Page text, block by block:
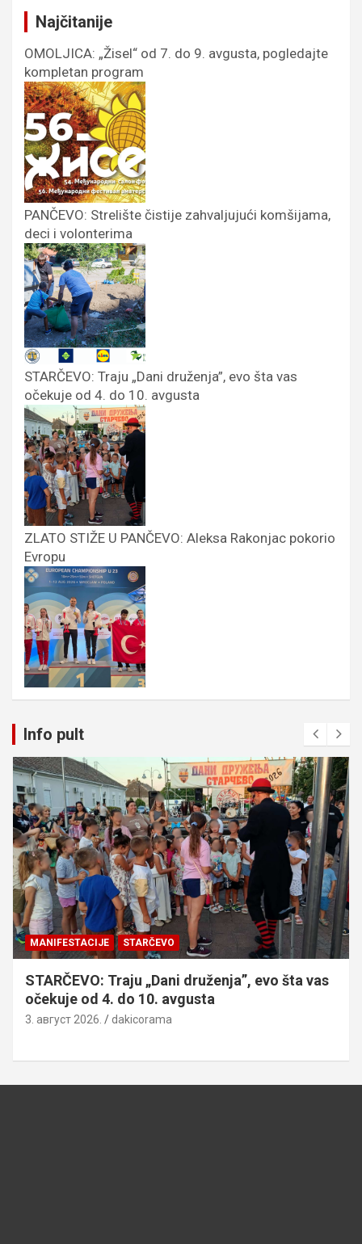
Najčitanije
OMOLJICA: „Žisel“ od 7. do 9. avgusta, pogledajte
kompletan program
PANČEVO: Strelište čistije zahvaljujući komšijama,
deci i volonterima
STARČEVO: Traju „Dani druženja”, evo šta vas
očekuje od 4. do 10. avgusta
ZLATO STIŽE U PANČEVO: Aleksa Rakonjac pokorio
Evropu
Info pult
MANIFESTACIJE STARČEVO
STARČEVO: Traju „Dani druženja”, evo šta vas
očekuje od 4. do 10. avgusta
3. август 2026. dakicorama